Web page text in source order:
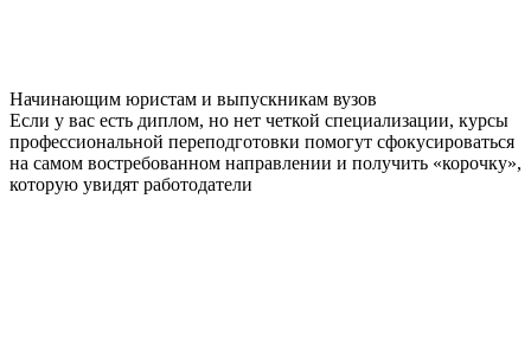
Начинающим юристам и выпускникам вузов
Если у вас есть диплом, но нет четкой специализации, курсы
профессиональной переподготовки помогут сфокусироваться
на самом востребованном направлении и получить «корочку»,
которую увидят работодатели